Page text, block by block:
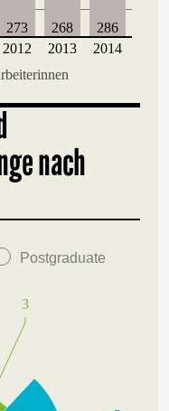
2012 2013 2014
273 268 286
nach
Postgraduate
3